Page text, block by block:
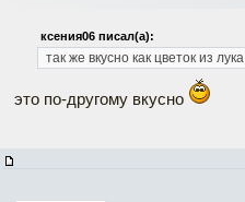
ксения06 писал(а):
так же вкусно как цветок из лука
это по-другому вкусно